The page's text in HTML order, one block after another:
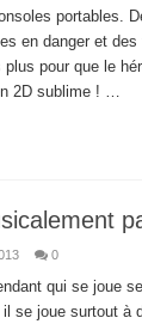
portables.
en danger et des
pour que le
2D sublime ! …
0
qui se joue
se joue surtout à